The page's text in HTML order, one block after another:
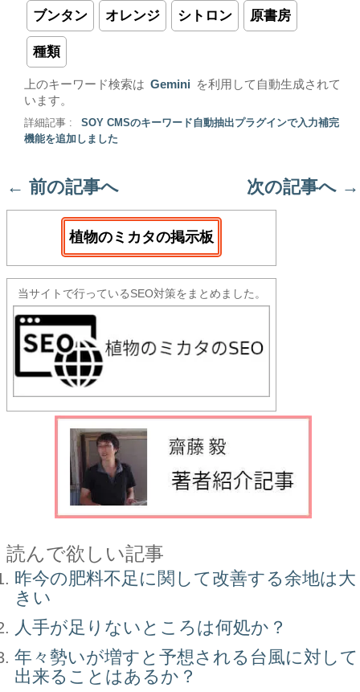
ブンタン オレンジ シトロン 原書房
種類
上のキーワード検索は Gemini
を利用して自動生成されて
います。
詳細記事 :
SOY CMSのキーワード自動抽出プラグインで入力補完
機能を追加しました
← 前の記事へ 次の記事へ →
植物のミカタの掲示板
当サイトで行っているSEO対策をまとめました。
読んで欲しい記事
昨今の肥料不足に関して改善する余地は大
きい
人手が足りないところは何処か？
年々勢いが増すと予想される台風に対して
出来ることはあるか？